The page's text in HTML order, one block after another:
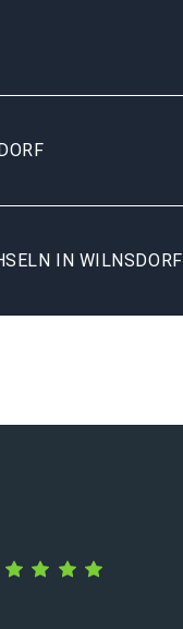
IN WILNSDORF